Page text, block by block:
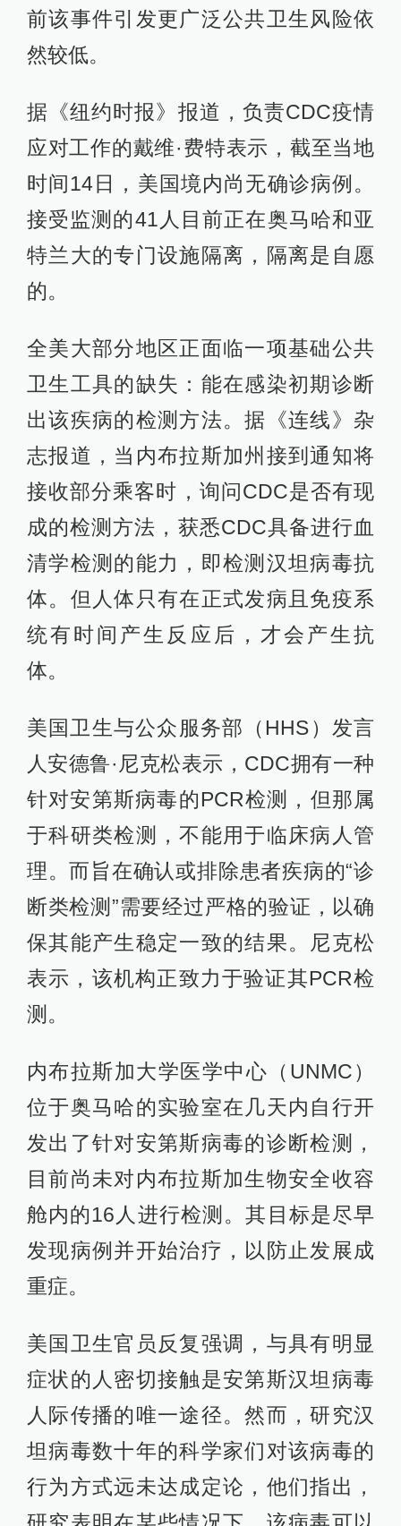
前该事件引发更广泛公共卫生风险依
然较低。
据《纽约时报》报道，负责CDC疫情
应对工作的戴维·费特表示，截至当地
时间14日，美国境内尚无确诊病例。
接受监测的41人目前正在奥马哈和亚
特兰大的专门设施隔离，隔离是自愿
的。
全美大部分地区正面临一项基础公共
卫生工具的缺失：能在感染初期诊断
出该疾病的检测方法。据《连线》杂
志报道，当内布拉斯加州接到通知将
接收部分乘客时，询问CDC是否有现
成的检测方法，获悉CDC具备进行血
清学检测的能力，即检测汉坦病毒抗
体。但人体只有在正式发病且免疫系
统有时间产生反应后，才会产生抗
体。
美国卫生与公众服务部（HHS）发言
人安德鲁·尼克松表示，CDC拥有一种
针对安第斯病毒的PCR检测，但那属
于科研类检测，不能用于临床病人管
理。而旨在确认或排除患者疾病的“诊
断类检测”需要经过严格的验证，以确
保其能产生稳定一致的结果。尼克松
表示，该机构正致力于验证其PCR检
测。
内布拉斯加大学医学中心（UNMC）
位于奥马哈的实验室在几天内自行开
发出了针对安第斯病毒的诊断检测，
目前尚未对内布拉斯加生物安全收容
舱内的16人进行检测。其目标是尽早
发现病例并开始治疗，以防止发展成
重症。
美国卫生官员反复强调，与具有明显
症状的人密切接触是安第斯汉坦病毒
人际传播的唯一途径。然而，研究汉
坦病毒数十年的科学家们对该病毒的
行为方式远未达成定论，他们指出，